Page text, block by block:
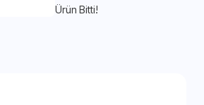
Ürün Bitti!